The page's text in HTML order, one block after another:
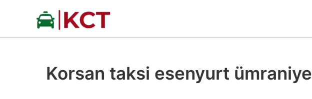
Korsan taksi esenyurt ümraniye